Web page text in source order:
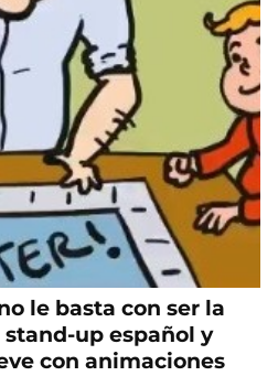
le basta con ser la
stand-up español y
con animaciones